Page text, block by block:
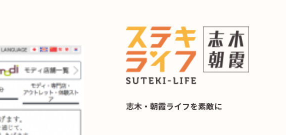
志木・朝霞ライフを素敵に
これからの暮らし 住み替え相談